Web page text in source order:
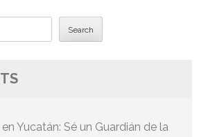
Search
Yucatán: Sé un Guardián de la